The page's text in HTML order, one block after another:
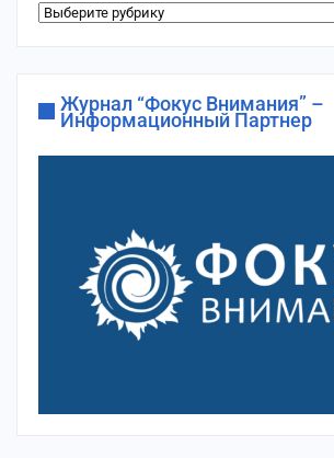
Рубрики
Журнал “Фокус Внимания” –
Информационный Партнер